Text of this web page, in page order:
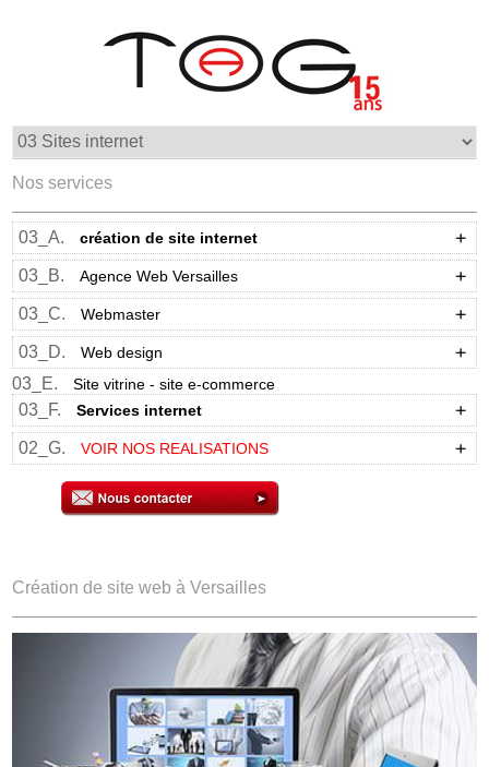
Nos services
03_A. création de site internet
03_B. Agence Web Versailles
03_C. Webmaster
03_D. Web design
03_E. Site vitrine - site e-commerce
03_F. Services internet
02_G. VOIR NOS REALISATIONS
Création de site web à Versailles